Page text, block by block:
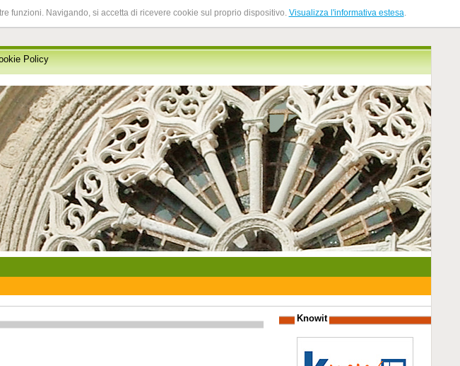
funzioni. Navigando, si accetta di ricevere cookie sul proprio dispositivo. Visualizza l'informativa estesa.
Policy
Knowit